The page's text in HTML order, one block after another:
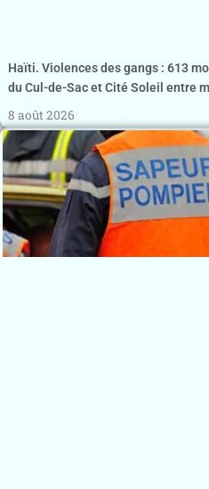
Haïti. Violences des gangs : 613
du Cul-de-Sac et Cité Soleil entre
8 août 2026